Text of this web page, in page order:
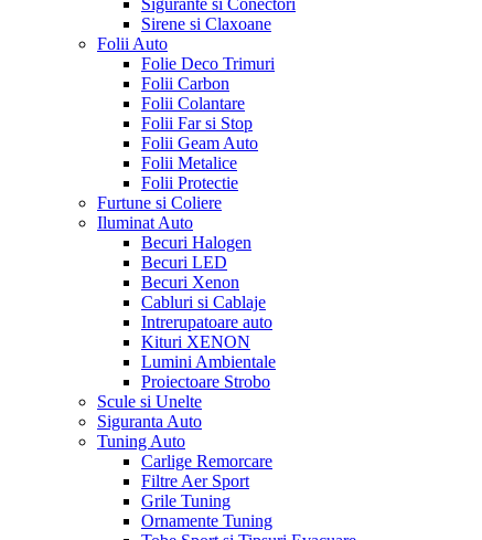
Sigurante si Conectori
Sirene si Claxoane
Folii Auto
Folie Deco Trimuri
Folii Carbon
Folii Colantare
Folii Far si Stop
Folii Geam Auto
Folii Metalice
Folii Protectie
Furtune si Coliere
Iluminat Auto
Becuri Halogen
Becuri LED
Becuri Xenon
Cabluri si Cablaje
Intrerupatoare auto
Kituri XENON
Lumini Ambientale
Proiectoare Strobo
Scule si Unelte
Siguranta Auto
Tuning Auto
Carlige Remorcare
Filtre Aer Sport
Grile Tuning
Ornamente Tuning